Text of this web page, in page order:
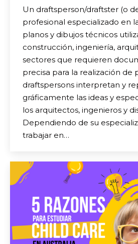
Un draftsperson/draftster (o
profesional especializado en
planos y dibujos técnicos
construcción, ingeniería,
sectores que requieren
precisa para la realización de
draftspersons interpretan y
gráficamente las ideas y
los arquitectos, ingenieros y
Dependiendo de su
trabajar en…